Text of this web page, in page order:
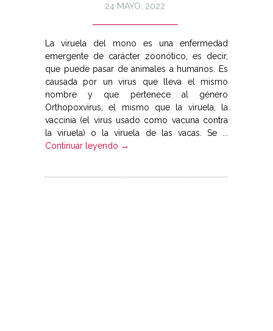
24 MAYO, 2022
La viruela del mono es una enfermedad
emergente de carácter zoonótico, es decir,
que puede pasar de animales a humanos. Es
causada por un virus que lleva el mismo
nombre y que pertenece al género
Orthopoxvirus, el mismo que la viruela, la
vaccinia (el virus usado como vacuna contra
la viruela) o la viruela de las vacas. Se ...
Continuar leyendo →